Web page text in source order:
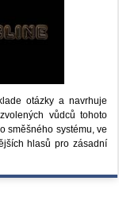
otázky a navrhuje
vůdců tohoto
směšného systému, ve
hlasů pro zásadní